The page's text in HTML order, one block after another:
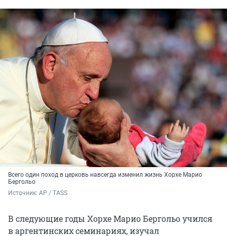
Всего один поход в церковь навсегда изменил жизнь Хорхе Марио
Бергольо
Источник: AP / TASS
В следующие годы Хорхе Марио Бергольо учился
в аргентинских семинариях, изучал